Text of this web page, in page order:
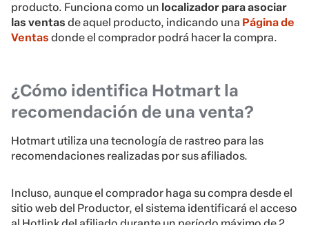
producto. Funciona como un localizador para asociar
las ventas de aquel producto, indicando una Página de
Ventas donde el comprador podrá hacer la compra.
¿Cómo identifica Hotmart la
recomendación de una venta?
Hotmart utiliza una tecnología de rastreo para las
recomendaciones realizadas por sus afiliados.
Incluso, aunque el comprador haga su compra desde el
sitio web del Productor, el sistema identificará el acceso